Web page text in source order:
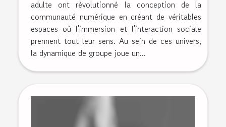
adulte ont révolutionné la conception de la
communauté numérique en créant de véritables
espaces où l'immersion et l'interaction sociale
prennent tout leur sens. Au sein de ces univers,
la dynamique de groupe joue un...